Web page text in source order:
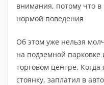
внимания, потому что в
нормой поведения
Об этом уже нельзя
на подземной парковке
торговом центре.
стоянку, заплатил в